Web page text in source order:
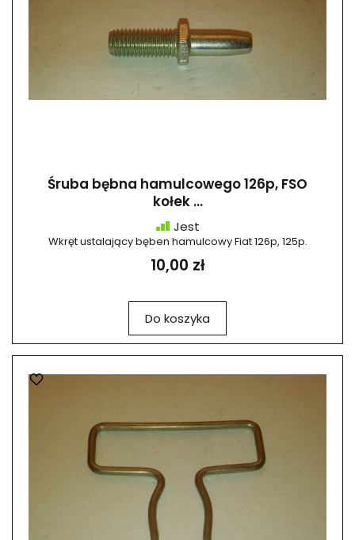
Śruba bębna hamulcowego 126p, FSO
kołek ...
Jest
Wkręt ustalający bęben hamulcowy Fiat 126p, 125p.
10,00 zł
Do koszyka